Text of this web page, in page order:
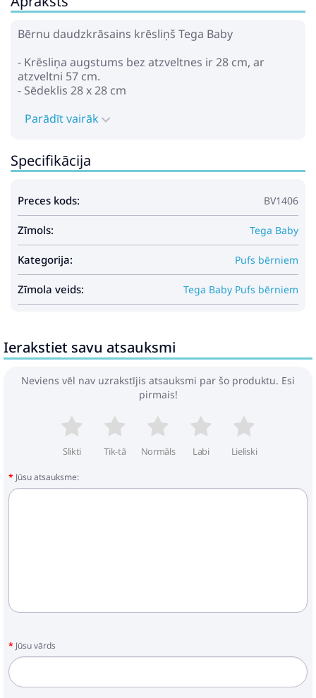
Bērnu daudzkrāsains krēsliņš Tega Baby
- Krēsliņa augstums bez atzveltnes ir 28 cm, ar
atzveltni 57 cm.
- Sēdeklis 28 x 28 cm
Parādīt vairāk
Specifikācija
Preces kods: BV1406
Zīmols: Tega Baby
Kategorija: Pufs bērniem
Zīmola veids: Tega Baby Pufs bērniem
Ierakstiet savu atsauksmi
Neviens vēl nav uzrakstījis atsauksmi par šo produktu. Esi
pirmais!
Slikti Tik-tā Normāls Labi Lieliski
Jūsu atsauksme:
Jūsu vārds